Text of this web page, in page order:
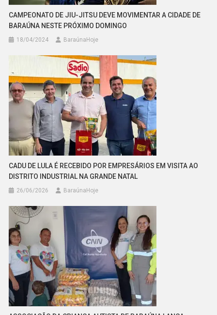
CAMPEONATO DE JIU-JITSU DEVE MOVIMENTAR A CIDADE DE
BARAÚNA NESTE PRÓXIMO DOMINGO
18/04/2024 BaraúnaHoje
CADU DE LULA É RECEBIDO POR EMPRESÁRIOS EM VISITA AO
DISTRITO INDUSTRIAL NA GRANDE NATAL
26/06/2026 BaraúnaHoje